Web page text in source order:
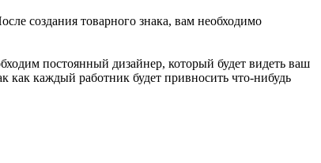
создания товарного знака, вам необходимо
постоянный дизайнер, который будет видеть ваш
как каждый работник будет привносить что-нибудь